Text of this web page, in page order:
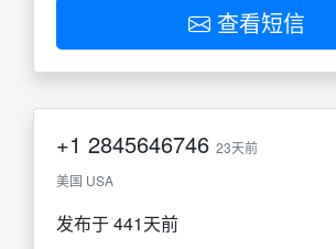
查看短信
+1 2845646746 23天前
美国 USA
发布于 441天前